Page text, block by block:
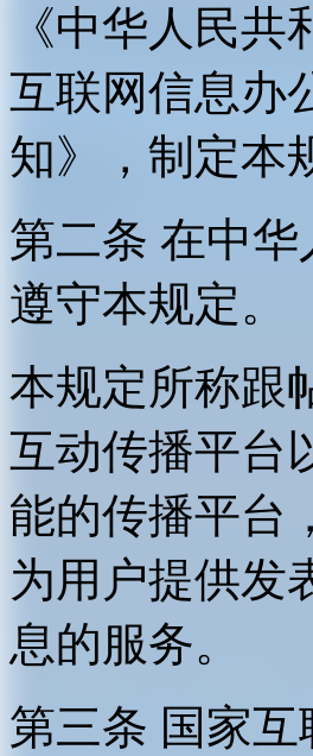
《中华人民
互联网信息办
知》，制定本
第二条 在中
遵守本规定。
本规定所称跟
互动传播平台
能的传播平台
为用户提供发
息的服务。
第三条 国家